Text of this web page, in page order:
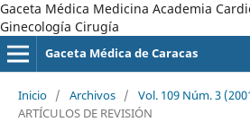
Gaceta Médica Medicina Academia
Ginecología Cirugía
Gaceta Médica de Caracas
Inicio / Archivos / Vol. 109 Núm. 3
ARTÍCULOS DE REVISIÓN